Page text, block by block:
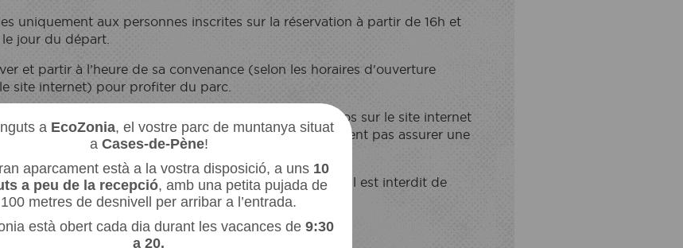
uniquement aux personnes inscrites sur la réservation à partir de 16h et
jour du départ.
et partir à l’heure de sa convenance (selon les horaires d'ouverture
site internet) pour profiter du parc.
décrits par les caractéristiques, textes, croquis et photos sur le site internet
décrivent au maximum les écolodges mais ne peuvent pas assurer une
loués pour 2 à 7 personnes (enfants et bébés inclus). Il est interdit de
de votre séjour par vos soins
ECOZONIA
ESTADA
a EcoZonia, el vostre parc de muntanya situat
a Cases-de-Pène!
aparcament està a la vostra disposició, a uns 10
a peu de la recepció, amb una petita pujada de
100 metres de desnivell per arribar a l’entrada.
està obert cada dia durant les vacances de 9:30
a 20.